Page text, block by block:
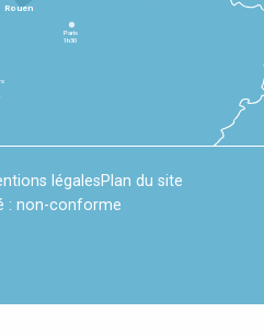
Paris
1h30
Rouen
légalesPlan du site
: non-conforme